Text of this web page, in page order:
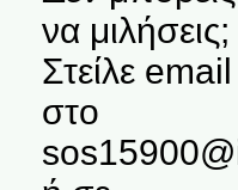
να μιλήσεις;
Στείλε email
στο